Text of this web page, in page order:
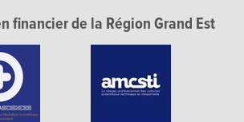
financier de la Région Grand Est